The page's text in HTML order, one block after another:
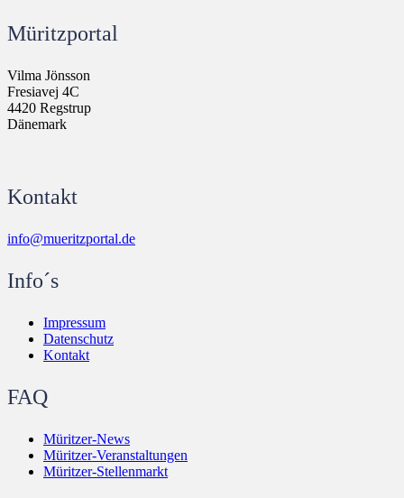
Müritzportal
Vilma Jönsson
Fresiavej 4C
4420 Regstrup
Dänemark
Kontakt
info@mueritzportal.de
Info´s
Impressum
Datenschutz
Kontakt
FAQ
Müritzer-News
Müritzer-Veranstaltungen
Müritzer-Stellenmarkt